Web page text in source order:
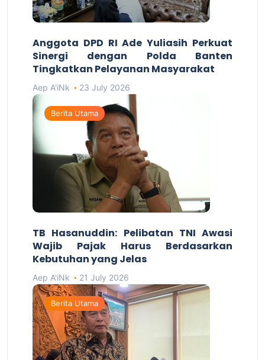
Anggota DPD RI Ade Yuliasih Perkuat
Sinergi dengan Polda Banten
Tingkatkan Pelayanan Masyarakat
Aep A'iNk 23 July 2026
Berita Utama
TB Hasanuddin: Pelibatan TNI Awasi
Wajib Pajak Harus Berdasarkan
Kebutuhan yang Jelas
Aep A'iNk 21 July 2026
Berita Utama